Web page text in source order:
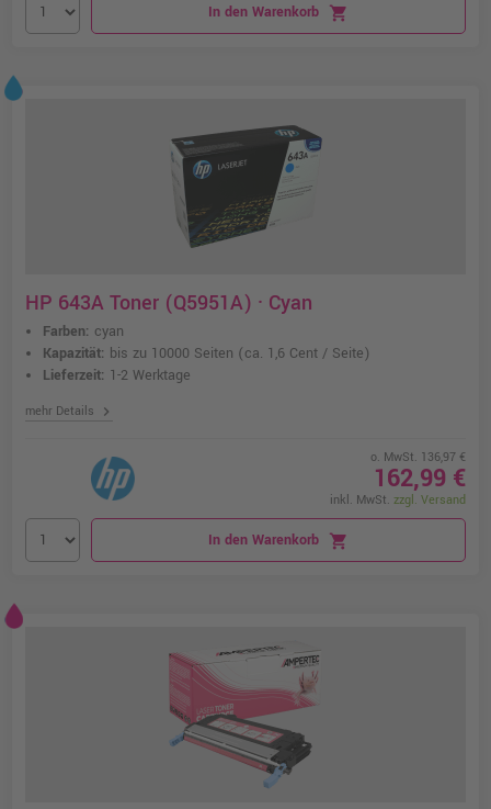
In den Warenkorb shopping_cart
HP 643A Toner (Q5951A) · Cyan
Farben: cyan
Kapazität: bis zu 10000 Seiten (ca. 1,6 Cent / Seite)
Lieferzeit: 1-2 Werktage
mehr Details chevron_right
o. MwSt. 136,97 €
162,99 €
inkl. MwSt. zzgl. Versand
In den Warenkorb shopping_cart